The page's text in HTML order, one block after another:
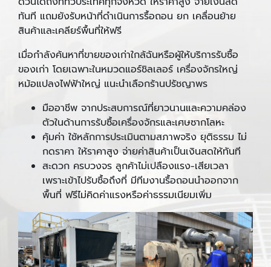
ทันที แถมยังรับหน้าที่ดำเนินการรื้อถอน ยก เคลื่อนย้าย
สินค้าและเคลียร์พื้นที่ให้ฟรี
เมื่อกำลังค้นหาที่ขายของเก่าใกล้ฉันหรือผู้ให้บริการรับซื้อ
ของเก่า โดยเฉพาะในหมวดแอร์ชิลเลอร์ เครื่องจักรใหญ่
หม้อแปลงไฟฟ้าใหญ่ แนะนำเลือกร้านปรัชญาพร
มืออาชีพ จากประสบการณ์ที่ยาวนานและความคล่อง
ตัวในด้านการรับซื้อเครื่องจักรและเศษซากโลหะ
คุ้มค่า ใช้หลักการประเมินตามสภาพจริง ยุติธรรม ไม่
กดราคา ให้ราคาสูง จ่ายค่าสินค้าเป็นเงินสดให้ทันที
สะดวก ครบวงจร ลูกค้าไม่เปลืองแรง-เสียเวลา
เพราะเข้าไปรับซื้อถึงที่ มีทีมงานรื้อถอนนำออกจาก
พื้นที่ ฟรีไม่คิดค่าแรงหรือค่าธรรมเนียมเพิ่ม